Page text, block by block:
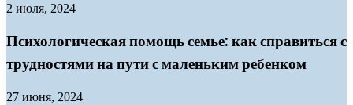
2 июля, 2024
Психологическая помощь семье: как справиться с
трудностями на пути с маленьким ребенком
27 июня, 2024